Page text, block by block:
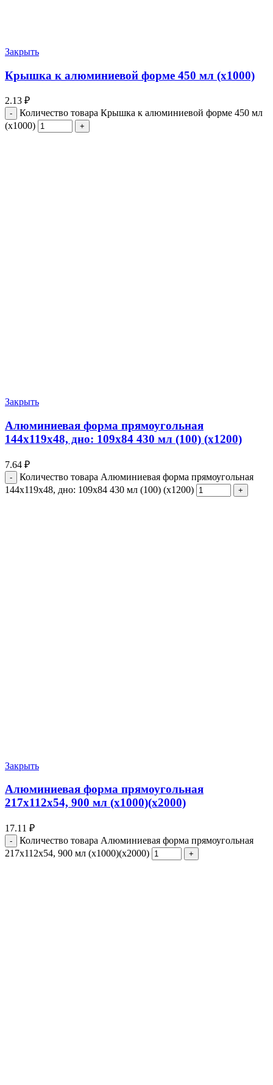
Закрыть
Крышка к алюминиевой форме 450 мл (х1000)
2.13 ₽
Количество товара Крышка к алюминиевой форме 450 мл
(х1000)
Закрыть
Алюминиевая форма прямоугольная
144х119х48, дно: 109х84 430 мл (100) (х1200)
7.64 ₽
Количество товара Алюминиевая форма прямоугольная
144х119х48, дно: 109х84 430 мл (100) (х1200)
Закрыть
Алюминиевая форма прямоугольная
217х112х54, 900 мл (х1000)(х2000)
17.11 ₽
Количество товара Алюминиевая форма прямоугольная
217х112х54, 900 мл (х1000)(х2000)